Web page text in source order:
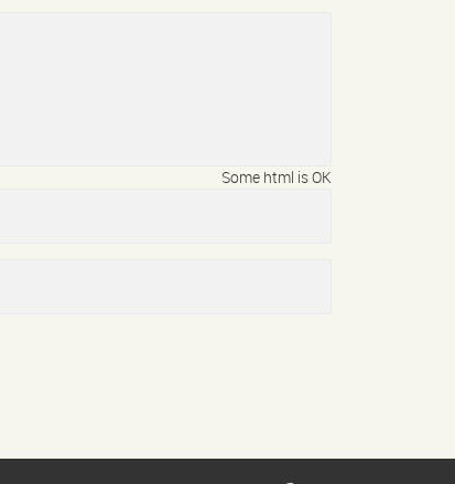
Some html is OK